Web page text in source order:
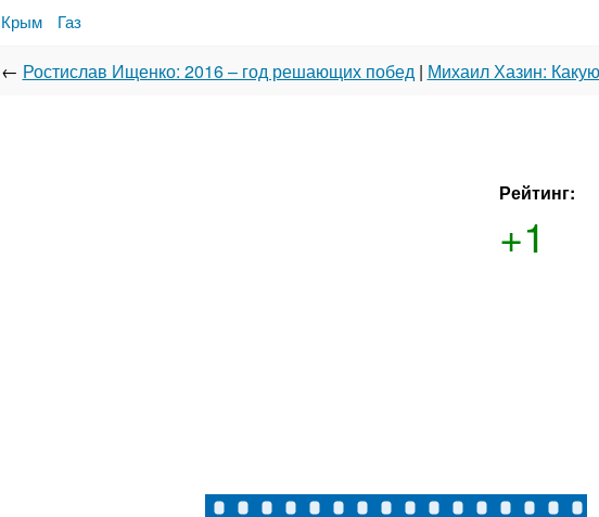
Крым Газ
← Ростислав Ищенко: 2016 – год решающих побед| Михаил Хазин:
Рейтинг:
+1